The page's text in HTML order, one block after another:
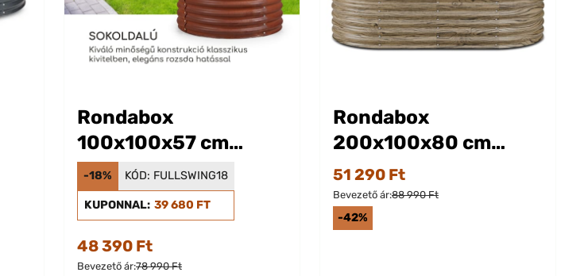
Rondabox
100x100x57 cm
Magaságyás Rozsda
hatás
-18% KÓD: FULLSWING18
KUPONNAL: 39 680 FT
48 390 Ft
Bevezető ár:78 990 Ft
Rondabox
200x100x80 cm
Magaságyás Fa hatás
51 290 Ft
Bevezető ár:88 990 Ft
-42%